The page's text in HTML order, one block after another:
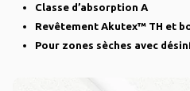
Classe d’absorption A
Revêtement Akutex™ TH et
Pour zones sèches avec